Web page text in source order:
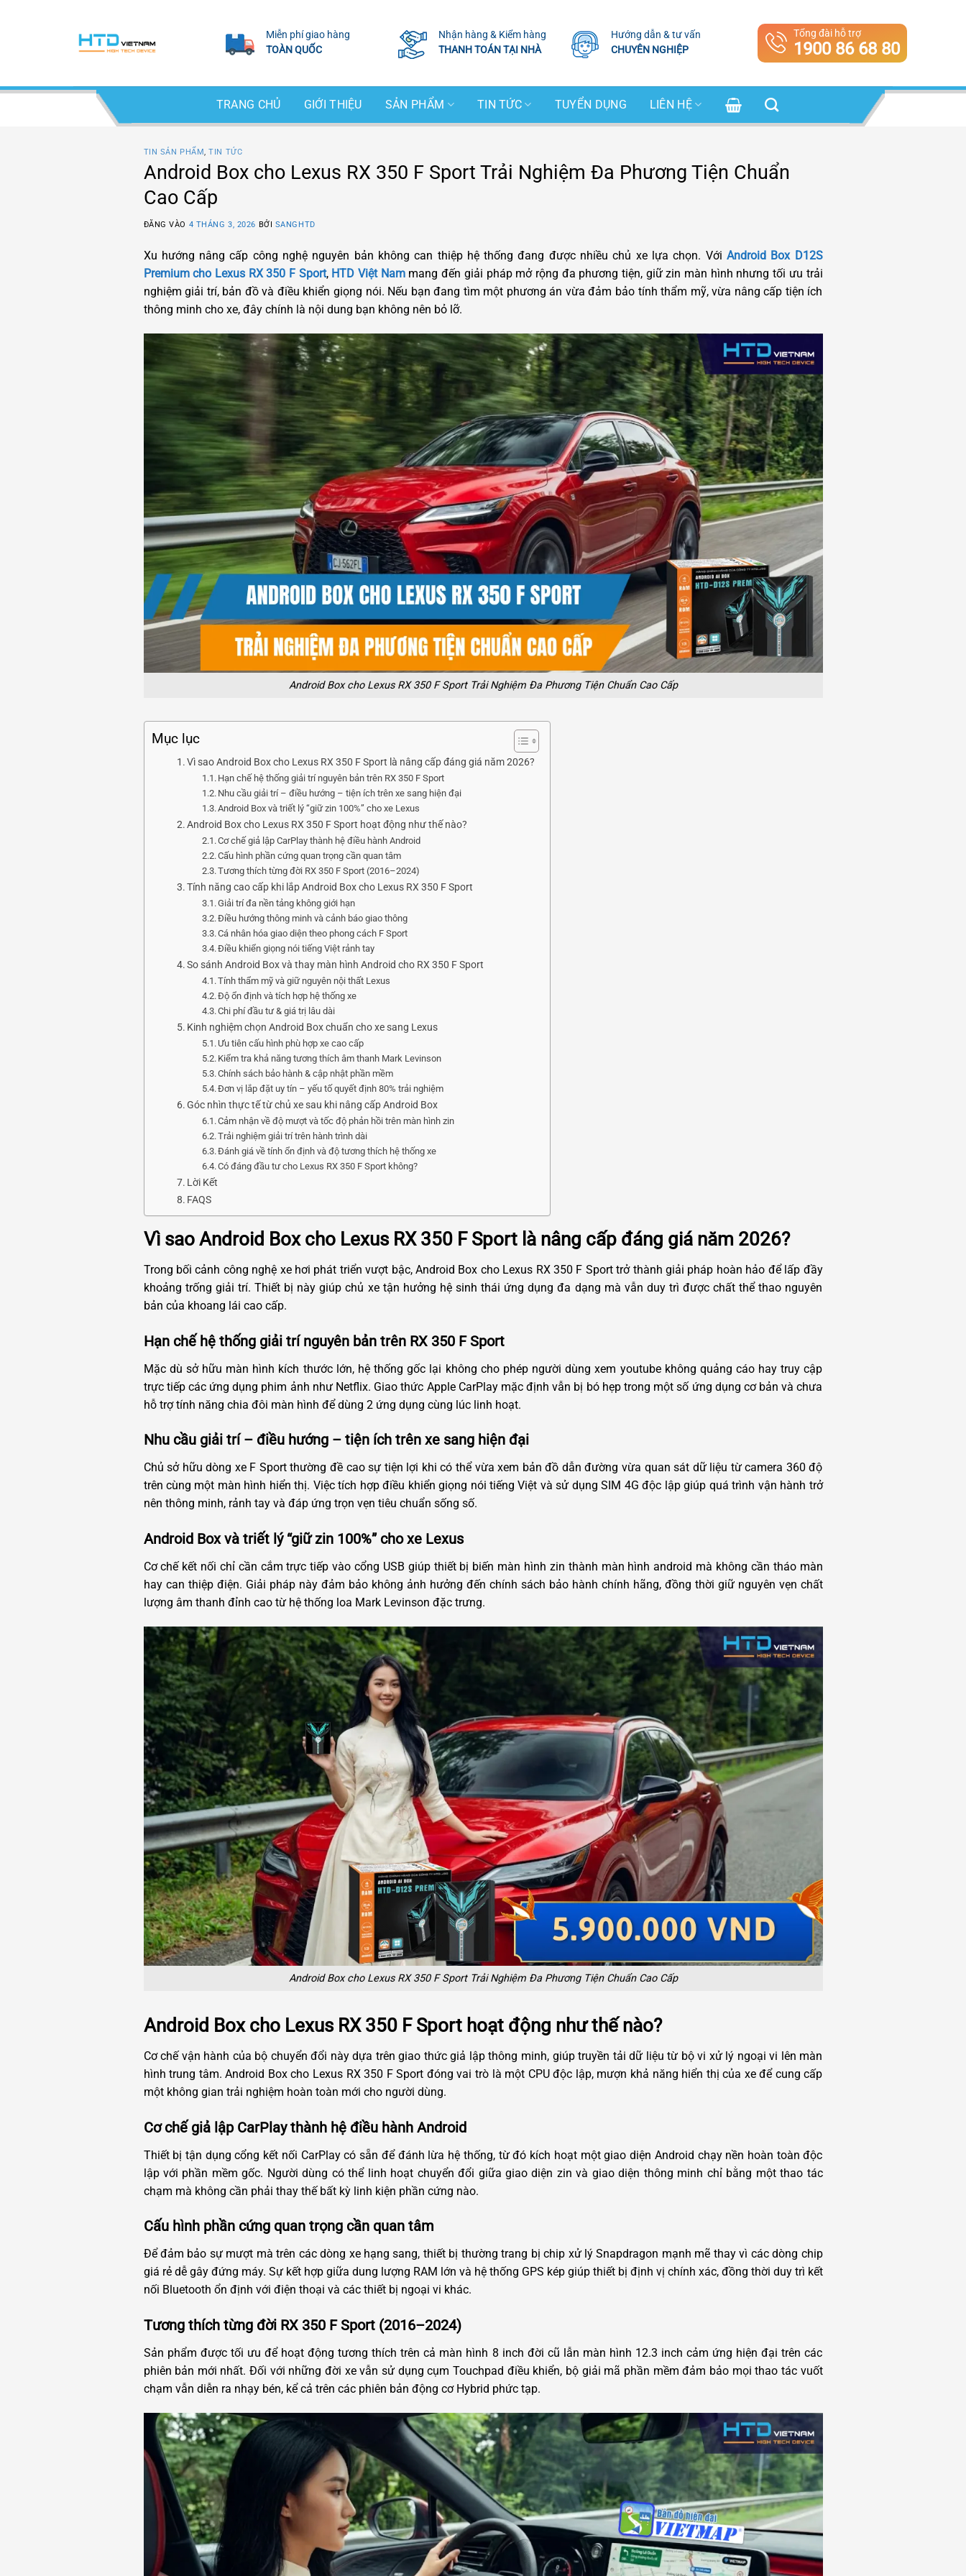
Miễn phí giao hàng
TOÀN QUỐC
Nhận hàng & Kiểm hàng
THANH TOÁN TẠI NHÀ
Hướng dẫn & tư vấn
CHUYÊN NGHIỆP
Tổng đài hỗ trợ
1900 86 68 80
TRANG CHỦ GIỚI THIỆU SẢN PHẨM TIN TỨC TUYỂN DỤNG LIÊN HỆ
TIN SẢN PHẨM,TIN TỨC
Android Box cho Lexus RX 350 F Sport Trải Nghiệm Đa Phương Tiện Chuẩn
Cao Cấp
ĐĂNG VÀO 4 THÁNG 3, 2026 BỞI SANGHTD
Xu hướng nâng cấp công nghệ nguyên bản không can thiệp hệ thống đang được nhiều chủ xe lựa chọn. Với Android Box D12S
Premium cho Lexus RX 350 F Sport, HTD Việt Nammang đến giải pháp mở rộng đa phương tiện, giữ zin màn hình nhưng tối ưu trải
nghiệm giải trí, bản đồ và điều khiển giọng nói. Nếu bạn đang tìm một phương án vừa đảm bảo tính thẩm mỹ, vừa nâng cấp tiện ích
thông minh cho xe, đây chính là nội dung bạn không nên bỏ lỡ.
Android Box cho Lexus RX 350 F Sport Trải Nghiệm Đa Phương Tiện Chuẩn Cao Cấp
Mục lục
Vì sao Android Box cho Lexus RX 350 F Sport là nâng cấp đáng giá năm 2026?
Hạn chế hệ thống giải trí nguyên bản trên RX 350 F Sport
Nhu cầu giải trí – điều hướng – tiện ích trên xe sang hiện đại
Android Box và triết lý “giữ zin 100%” cho xe Lexus
Android Box cho Lexus RX 350 F Sport hoạt động như thế nào?
Cơ chế giả lập CarPlay thành hệ điều hành Android
Cấu hình phần cứng quan trọng cần quan tâm
Tương thích từng đời RX 350 F Sport (2016–2024)
Tính năng cao cấp khi lắp Android Box cho Lexus RX 350 F Sport
Giải trí đa nền tảng không giới hạn
Điều hướng thông minh và cảnh báo giao thông
Cá nhân hóa giao diện theo phong cách F Sport
Điều khiển giọng nói tiếng Việt rảnh tay
So sánh Android Box và thay màn hình Android cho RX 350 F Sport
Tính thẩm mỹ và giữ nguyên nội thất Lexus
Độ ổn định và tích hợp hệ thống xe
Chi phí đầu tư & giá trị lâu dài
Kinh nghiệm chọn Android Box chuẩn cho xe sang Lexus
Ưu tiên cấu hình phù hợp xe cao cấp
Kiểm tra khả năng tương thích âm thanh Mark Levinson
Chính sách bảo hành & cập nhật phần mềm
Đơn vị lắp đặt uy tín – yếu tố quyết định 80% trải nghiệm
Góc nhìn thực tế từ chủ xe sau khi nâng cấp Android Box
Cảm nhận về độ mượt và tốc độ phản hồi trên màn hình zin
Trải nghiệm giải trí trên hành trình dài
Đánh giá về tính ổn định và độ tương thích hệ thống xe
Có đáng đầu tư cho Lexus RX 350 F Sport không?
Lời Kết
FAQS
Vì sao Android Box cho Lexus RX 350 F Sport là nâng cấp đáng giá năm 2026?
Trong bối cảnh công nghệ xe hơi phát triển vượt bậc, Android Box cho Lexus RX 350 F Sport trở thành giải pháp hoàn hảo để lấp đầy
khoảng trống giải trí. Thiết bị này giúp chủ xe tận hưởng hệ sinh thái ứng dụng đa dạng mà vẫn duy trì được chất thể thao nguyên
bản của khoang lái cao cấp.
Hạn chế hệ thống giải trí nguyên bản trên RX 350 F Sport
Mặc dù sở hữu màn hình kích thước lớn, hệ thống gốc lại không cho phép người dùng xem youtube không quảng cáo hay truy cập
trực tiếp các ứng dụng phim ảnh như Netflix. Giao thức Apple CarPlay mặc định vẫn bị bó hẹp trong một số ứng dụng cơ bản và chưa
hỗ trợ tính năng chia đôi màn hình để dùng 2 ứng dụng cùng lúc linh hoạt.
Nhu cầu giải trí – điều hướng – tiện ích trên xe sang hiện đại
Chủ sở hữu dòng xe F Sport thường đề cao sự tiện lợi khi có thể vừa xem bản đồ dẫn đường vừa quan sát dữ liệu từ camera 360 độ
trên cùng một màn hình hiển thị. Việc tích hợp điều khiển giọng nói tiếng Việt và sử dụng SIM 4G độc lập giúp quá trình vận hành trở
nên thông minh, rảnh tay và đáp ứng trọn vẹn tiêu chuẩn sống số.
Android Box và triết lý “giữ zin 100%” cho xe Lexus
Cơ chế kết nối chỉ cần cắm trực tiếp vào cổng USB giúp thiết bị biến màn hình zin thành màn hình android mà không cần tháo màn
hay can thiệp điện. Giải pháp này đảm bảo không ảnh hưởng đến chính sách bảo hành chính hãng, đồng thời giữ nguyên vẹn chất
lượng âm thanh đỉnh cao từ hệ thống loa Mark Levinson đặc trưng.
Android Box cho Lexus RX 350 F Sport Trải Nghiệm Đa Phương Tiện Chuẩn Cao Cấp
Android Box cho Lexus RX 350 F Sport hoạt động như thế nào?
Cơ chế vận hành của bộ chuyển đổi này dựa trên giao thức giả lập thông minh, giúp truyền tải dữ liệu từ bộ vi xử lý ngoại vi lên màn
hình trung tâm. Android Box cho Lexus RX 350 F Sport đóng vai trò là một CPU độc lập, mượn khả năng hiển thị của xe để cung cấp
một không gian trải nghiệm hoàn toàn mới cho người dùng.
Cơ chế giả lập CarPlay thành hệ điều hành Android
Thiết bị tận dụng cổng kết nối CarPlay có sẵn để đánh lừa hệ thống, từ đó kích hoạt một giao diện Android chạy nền hoàn toàn độc
lập với phần mềm gốc. Người dùng có thể linh hoạt chuyển đổi giữa giao diện zin và giao diện thông minh chỉ bằng một thao tác
chạm mà không cần phải thay thế bất kỳ linh kiện phần cứng nào.
Cấu hình phần cứng quan trọng cần quan tâm
Để đảm bảo sự mượt mà trên các dòng xe hạng sang, thiết bị thường trang bị chip xử lý Snapdragon mạnh mẽ thay vì các dòng chip
giá rẻ dễ gây đứng máy. Sự kết hợp giữa dung lượng RAM lớn và hệ thống GPS kép giúp thiết bị định vị chính xác, đồng thời duy trì kết
nối Bluetooth ổn định với điện thoại và các thiết bị ngoại vi khác.
Tương thích từng đời RX 350 F Sport (2016–2024)
Sản phẩm được tối ưu để hoạt động tương thích trên cả màn hình 8 inch đời cũ lẫn màn hình 12.3 inch cảm ứng hiện đại trên các
phiên bản mới nhất. Đối với những đời xe vẫn sử dụng cụm Touchpad điều khiển, bộ giải mã phần mềm đảm bảo mọi thao tác vuốt
chạm vẫn diễn ra nhạy bén, kể cả trên các phiên bản động cơ Hybrid phức tạp.